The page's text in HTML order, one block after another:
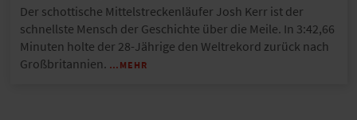
Der schottische Mittelstreckenläufer Josh Kerr ist der
schnellste Mensch der Geschichte über die Meile. In 3:42,66
Minuten holte der 28-Jährige den Weltrekord zurück nach
Großbritannien. …MEHR